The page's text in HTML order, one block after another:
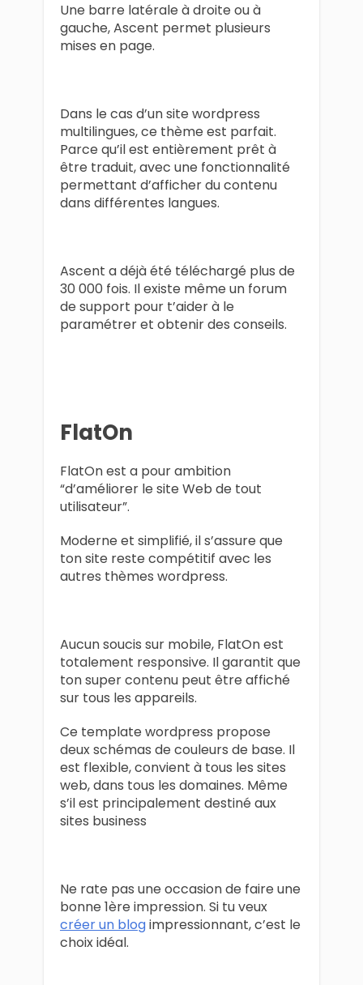
Une barre latérale à droite ou à
gauche, Ascent permet plusieurs
mises en page.
Dans le cas d’un site wordpress
multilingues, ce thème est parfait.
Parce qu’il est entièrement prêt à
être traduit, avec une fonctionnalité
permettant d’afficher du contenu
dans différentes langues.
Ascent a déjà été téléchargé plus de
30 000 fois. Il existe même un forum
de support pour t’aider à le
paramétrer et obtenir des conseils.
FlatOn
FlatOn est a pour ambition
“d’améliorer le site Web de tout
utilisateur”.
Moderne et simplifié, il s’assure que
ton site reste compétitif avec les
autres thèmes wordpress.
Aucun soucis sur mobile, FlatOn est
totalement responsive. Il garantit que
ton super contenu peut être affiché
sur tous les appareils.
Ce template wordpress propose
deux schémas de couleurs de base. Il
est flexible, convient à tous les sites
web, dans tous les domaines. Même
s’il est principalement destiné aux
sites business
Ne rate pas une occasion de faire une
bonne 1ère impression. Si tu veux
créer un blogimpressionnant, c’est le
choix idéal.